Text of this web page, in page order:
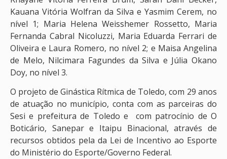
Kauana Vitória Wolfran da Silva e Yasmim Cerem, no
nível 1; Maria Helena Weisshemer Rossetto, Maria
Fernanda Cabral Nicoluzzi, Maria Eduarda Ferrari de
Oliveira e Laura Romero, no nível 2; e Maisa Angelina
de Melo, Nilcimara Fagundes da Silva e Júlia Okano
Doy, no nível 3.
O projeto de Ginástica Rítmica de Toledo, com 29 anos
de atuação no município, conta com as parceiras do
Sesi e prefeitura de Toledo e com patrocínio de O
Boticário, Sanepar e Itaipu Binacional, através de
recursos obtidos pela da Lei de Incentivo ao Esporte
do Ministério do Esporte/Governo Federal.